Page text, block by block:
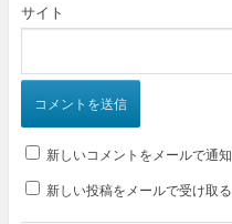
サイト
新しいコメントをメールで通知
新しい投稿をメールで受け取る